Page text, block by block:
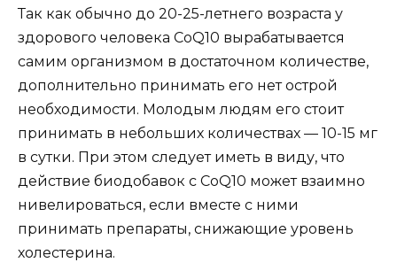
Так как обычно до 20-25-летнего возраста у
здорового человека CoQ10 вырабатывается
самим организмом в достаточном количестве,
дополнительно принимать его нет острой
необходимости. Молодым людям его стоит
принимать в небольших количествах — 10-15 мг
в сутки. При этом следует иметь в виду, что
действие биодобавок с CoQ10 может взаимно
нивелироваться, если вместе с ними
принимать препараты, снижающие уровень
холестерина.